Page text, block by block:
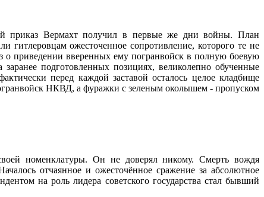
приказ Вермахт получил в первые же дни войны. План
гитлеровцам ожесточенное сопротивление, которого те не
приведении вверенных ему погранвойск в полную боевую
подготовленных позициях, великолепно обученные
перед каждой заставой осталось целое кладбище
НКВД, а фуражки с зеленым околышем - пропуском
номенклатуры. Он не доверял никому. Смерть вождя
отчаянное и ожесточённое сражение за абсолютное
на роль лидера советского государства стал бывший